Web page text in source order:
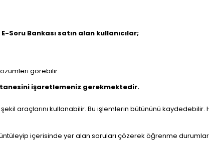
Soru Bankası satın alan kullanıcılar;
görebilir.
işaretlemeniz gerekmektedir.
araçlarını kullanabilir. Bu işlemlerin bütününü
içerisinde yer alan soruları çözerek öğrenme